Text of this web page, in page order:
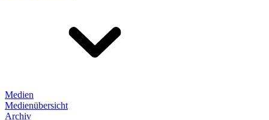
Medien
Medienübersicht
Archiv